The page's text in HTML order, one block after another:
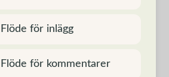
Flöde för inlägg
Flöde för kommentarer